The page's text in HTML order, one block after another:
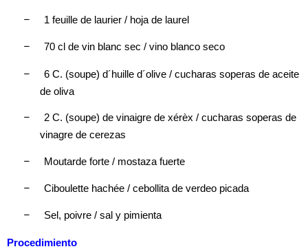
– 1 feuille de laurier / hoja de laurel
– 70 cl de vin blanc sec / vino blanco seco
–
6 C. (soupe) d´huille d´olive / cucharas soperas de aceite
de oliva
–
2 C. (soupe) de vinaigre de xérèx / cucharas soperas de
vinagre de cerezas
– Moutarde forte / mostaza fuerte
– Ciboulette hachée / cebollita de verdeo picada
– Sel, poivre / sal y pimienta
Procedimiento